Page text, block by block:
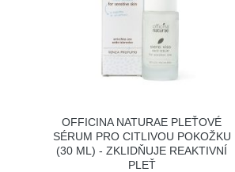
OFFICINA NATURAE PLEŤOVÉ
SÉRUM PRO CITLIVOU POKOŽKU
(30 ML) - ZKLIDŇUJE REAKTIVNÍ
PLEŤ